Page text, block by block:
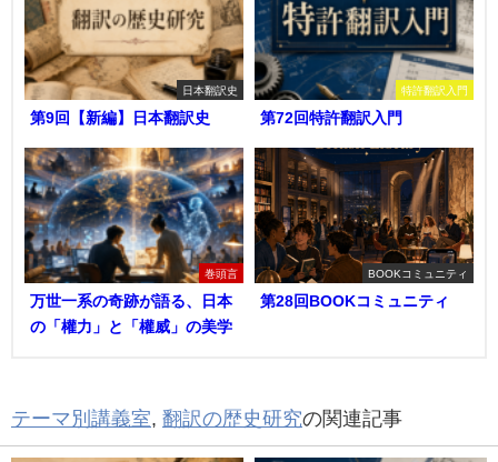
日本翻訳史
第9回【新編】日本翻訳史
特許翻訳入門
第72回特許翻訳入門
巻頭言
万世一系の奇跡が語る、日本
の「權力」と「權威」の美学
BOOKコミュニティ
第28回BOOKコミュニティ
テーマ別講義室 翻訳の歴史研究の関連記事